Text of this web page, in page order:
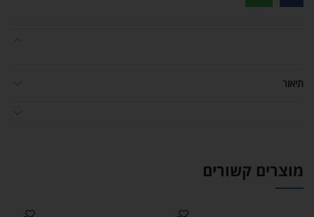
תיאור
מוצרים קשורים